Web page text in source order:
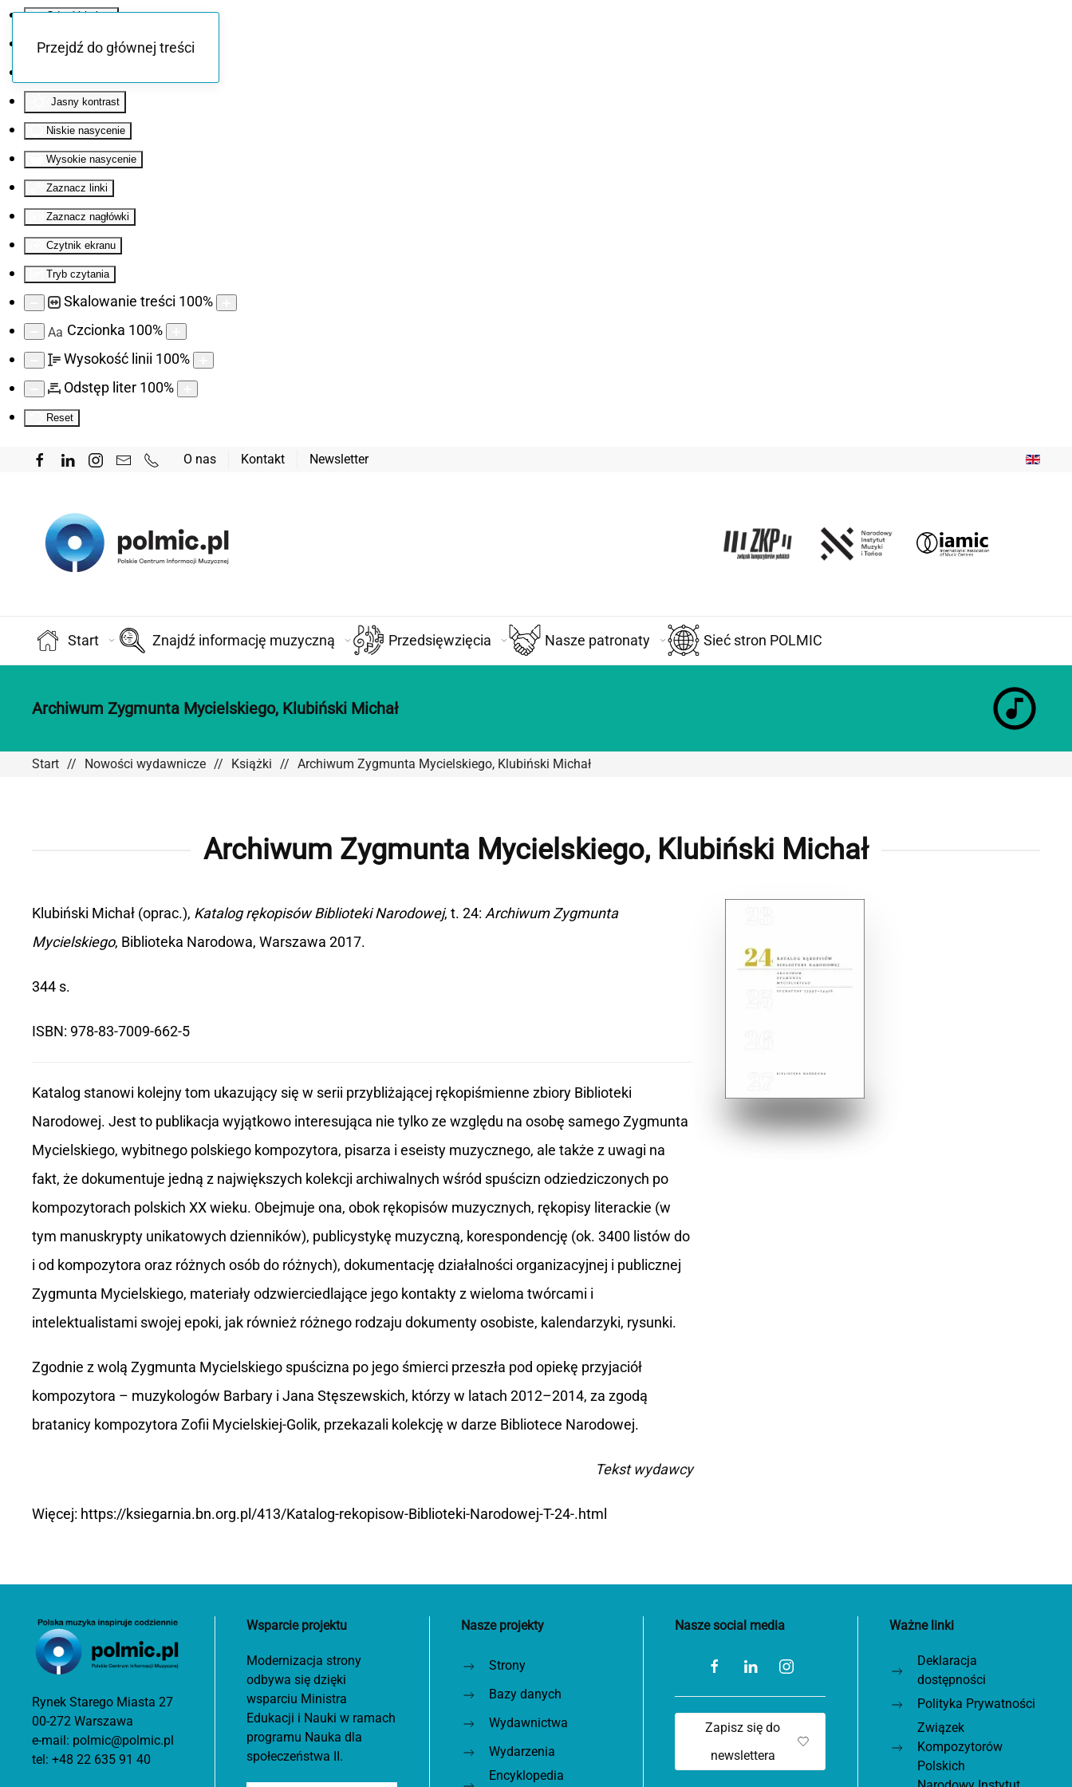
Odwróć kolory
Monochromatyczny
Jasny kontrast
Niskie nasycenie
Wysokie nasycenie
Zaznacz linki
Zaznacz nagłówki
Czytnik ekranu
Tryb czytania
Skalowanie treści 100%
Aa Czcionka 100%
Wysokość linii 100%
Odstęp liter 100%
Reset
Przejdź do głównej treści
O nas Kontakt Newsletter
Start Znajdź informację muzyczną Przedsięwzięcia Nasze patronaty Sieć stron POLMIC
Archiwum Zygmunta Mycielskiego, Klubiński Michał
Start Nowości wydawnicze Książki Archiwum Zygmunta Mycielskiego, Klubiński Michał
Archiwum Zygmunta Mycielskiego, Klubiński Michał
Klubiński Michał (oprac.), Katalog rękopisów Biblioteki Narodowej, t. 24: Archiwum Zygmunta
Mycielskiego, Biblioteka Narodowa, Warszawa 2017.
344 s.
ISBN: 978-83-7009-662-5
Katalog stanowi kolejny tom ukazujący się w serii przybliżającej rękopiśmienne zbiory Biblioteki
Narodowej. Jest to publikacja wyjątkowo interesująca nie tylko ze względu na osobę samego Zygmunta
Mycielskiego, wybitnego polskiego kompozytora, pisarza i eseisty muzycznego, ale także z uwagi na
fakt, że dokumentuje jedną z największych kolekcji archiwalnych wśród spuścizn odziedziczonych po
kompozytorach polskich XX wieku. Obejmuje ona, obok rękopisów muzycznych, rękopisy literackie (w
tym manuskrypty unikatowych dzienników), publicystykę muzyczną, korespondencję (ok. 3400 listów do
i od kompozytora oraz różnych osób do różnych), dokumentację działalności organizacyjnej i publicznej
Zygmunta Mycielskiego, materiały odzwierciedlające jego kontakty z wieloma twórcami i
intelektualistami swojej epoki, jak również różnego rodzaju dokumenty osobiste, kalendarzyki, rysunki.
Zgodnie z wolą Zygmunta Mycielskiego spuścizna po jego śmierci przeszła pod opiekę przyjaciół
kompozytora – muzykologów Barbary i Jana Stęszewskich, którzy w latach 2012–2014, za zgodą
bratanicy kompozytora Zofii Mycielskiej-Golik, przekazali kolekcję w darze Bibliotece Narodowej.
Tekst wydawcy
Więcej: https://ksiegarnia.bn.org.pl/413/Katalog-rekopisow-Biblioteki-Narodowej-T-24-.html
Rynek Starego Miasta 27
00-272 Warszawa
e-mail: polmic@polmic.pl
tel: +48 22 635 91 40
Wsparcie projektu
Modernizacja strony
odbywa się dzięki
wsparciu Ministra
Edukacji i Nauki w ramach
programu Nauka dla
społeczeństwa II.
Nasze projekty
Strony
Bazy danych
Wydawnictwa
Wydarzenia
Encyklopedia
Nasze social media
Zapisz się do
newslettera
Ważne linki
Deklaracja
dostępności
Polityka Prywatności
Związek
Kompozytorów
Polskich